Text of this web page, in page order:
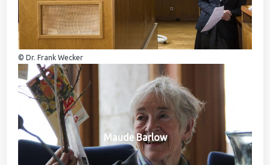
© Dr. Frank Wecker
Maude Barlow